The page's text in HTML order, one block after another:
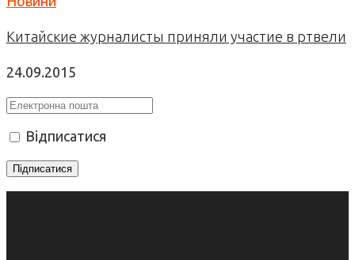
Китайские журналисты приняли участие в ртвели
24.09.2015
Відписатися